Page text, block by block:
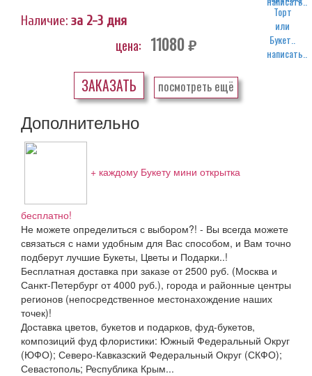
написать..
Наличие: за 2-3 дня
цена: 11080 руб.
ЗАКАЗАТЬ посмотреть ещё
Дополнительно
+ каждому Букету мини открытка
бесплатно!
Не можете определиться с выбором?! - Вы всегда можете
связаться с нами удобным для Вас способом, и Вам точно
подберут лучшие Букеты, Цветы и Подарки..!
Бесплатная доставка при заказе от 2500 руб. (Москва и
Санкт-Петербург от 4000 руб.), города и районные центры
регионов (непосредственное местонахождение наших
точек)!
Доставка цветов, букетов и подарков, фуд-букетов,
композиций фуд флористики: Южный Федеральный Округ
(ЮФО); Северо-Кавказский Федеральный Округ (СКФО);
Севастополь; Республика Крым...